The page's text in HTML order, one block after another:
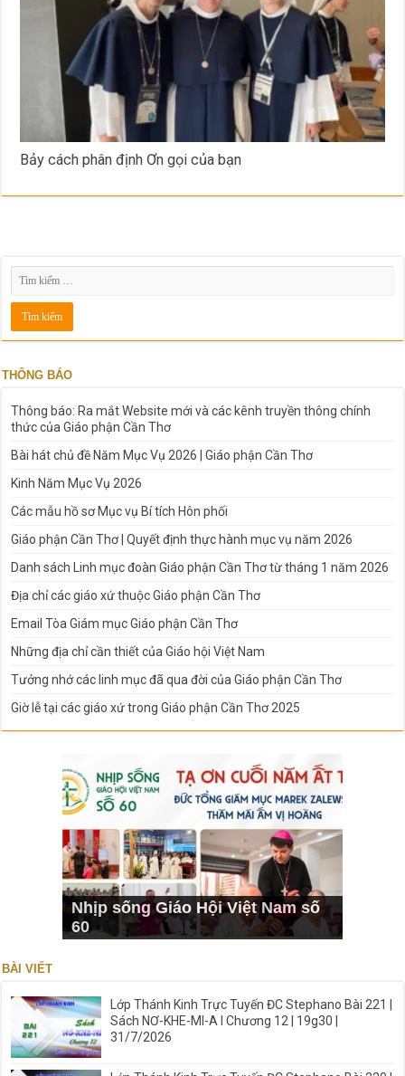
Bảy cách phân định Ơn gọi của bạn
THÔNG BÁO
Thông báo: Ra mắt Website mới và các kênh truyền thông chính
thức của Giáo phận Cần Thơ
Bài hát chủ đề Năm Mục Vụ 2026 | Giáo phận Cần Thơ
Kinh Năm Mục Vụ 2026
Các mẫu hồ sơ Mục vụ Bí tích Hôn phối
Giáo phận Cần Thơ | Quyết định thực hành mục vụ năm 2026
Danh sách Linh mục đoàn Giáo phận Cần Thơ từ tháng 1 năm 2026
Địa chỉ các giáo xứ thuộc Giáo phận Cần Thơ
Email Tòa Giám mục Giáo phận Cần Thơ
Những địa chỉ cần thiết của Giáo hội Việt Nam
Tưởng nhớ các linh mục đã qua đời của Giáo phận Cần Thơ
Giờ lễ tại các giáo xứ trong Giáo phận Cần Thơ 2025
Nhịp sống Giáo Hội Việt Nam số
60
BÀI VIẾT
Lớp Thánh Kinh Trực Tuyến ĐC Stephano Bài 221 |
Sách NƠ-KHE-MI-A I Chương 12 | 19g30 |
31/7/2026